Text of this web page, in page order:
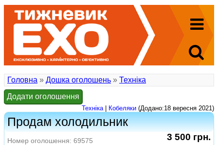
Головна » Дошка оголошень » Техніка
Додати оголошення
Техніка| Кобеляки (Додано:18 вересня 2021)
Продам холодильник
3 500 грн.
Номер оголошення: 69575